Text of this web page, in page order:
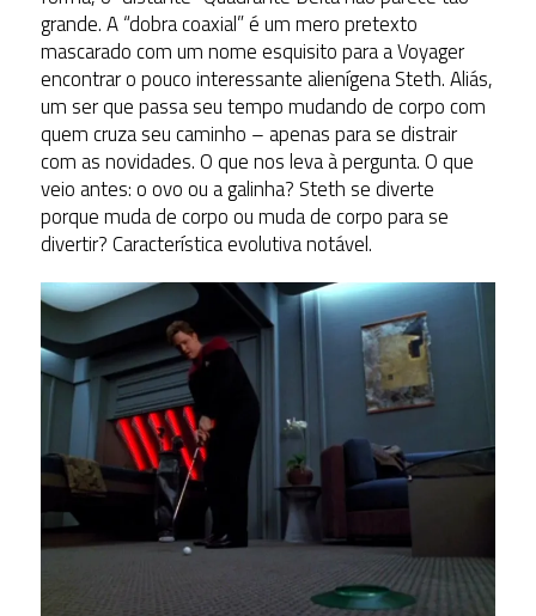
grande. A “dobra coaxial” é um mero pretexto
mascarado com um nome esquisito para a Voyager
encontrar o pouco interessante alienígena Steth. Aliás,
um ser que passa seu tempo mudando de corpo com
quem cruza seu caminho – apenas para se distrair
com as novidades. O que nos leva à pergunta. O que
veio antes: o ovo ou a galinha? Steth se diverte
porque muda de corpo ou muda de corpo para se
divertir? Característica evolutiva notável.